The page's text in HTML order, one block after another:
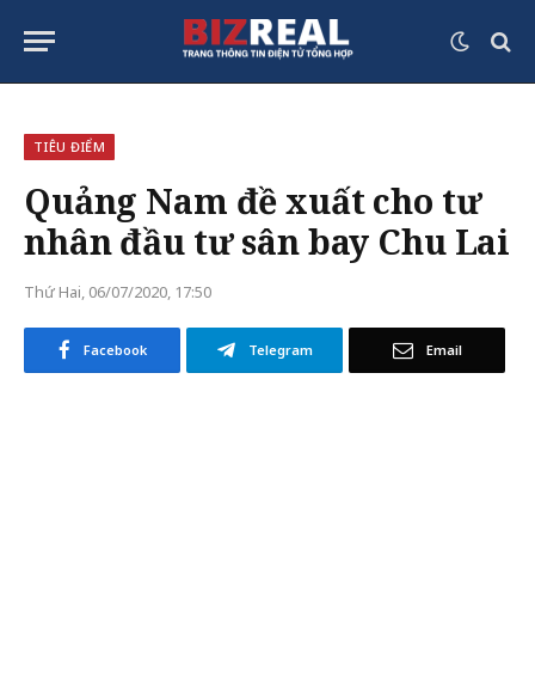
TIÊU ĐIỂM
Quảng Nam đề xuất cho tư
nhân đầu tư sân bay Chu Lai
Thứ Hai, 06/07/2020, 17:50
Facebook Telegram Email